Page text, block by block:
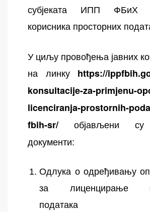
субјеката ИПП ФБиХ
корисника просторних
У циљу провођења јавних
на линку https://
konsultacije-za-primjenu-
licenciranja-prostornih-
fbih-sr/ објављени
документи:
Одлука о одређивању
за лиценцирање
података